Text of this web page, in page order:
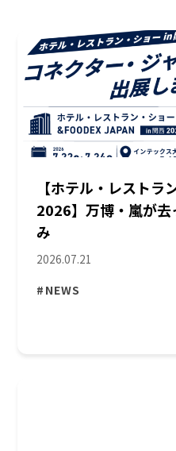
【ホテル・レストラ
2026】万博・嵐が
み
2026.07.21
#NEWS